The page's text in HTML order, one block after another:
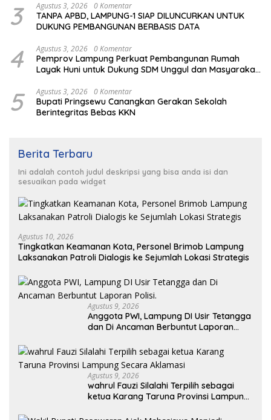
3 Agustus 3, 2026 0 Komentar
TANPA APBD, LAMPUNG-1 SIAP DILUNCURKAN UNTUK
DUKUNG PEMBANGUNAN BERBASIS DATA
4 Agustus 3, 2026 0 Komentar
Pemprov Lampung Perkuat Pembangunan Rumah
Layak Huni untuk Dukung SDM Unggul dan Masyarakat
5 Agustus 3, 2026 0 Komentar
Bupati Pringsewu Canangkan Gerakan Sekolah
Berintegritas Bebas KKN
Berita Terbaru
Ini adalah contoh judul deskripsi yang bisa anda isi dan
sesuaikan pada widget
Agustus 10, 2026
Tingkatkan Keamanan Kota, Personel Brimob Lampung
Laksanakan Patroli Dialogis ke Sejumlah Lokasi Strategis
Agustus 9, 2026
Anggota PWI, Lampung DI Usir Tetangga
dan Di Ancaman Berbuntut Laporan
Agustus 9, 2026
wahrul Fauzi Silalahi Terpilih sebagai
ketua Karang Taruna Provinsi Lampung